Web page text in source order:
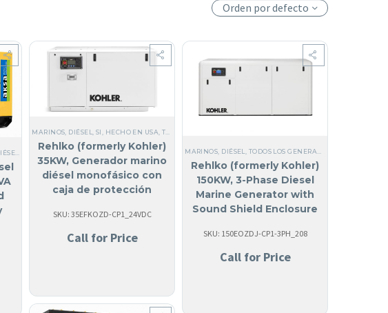
Orden por defecto
120/208V,ANGUILA,COMERCIALES,TRIFÁSICO,60 HZ,GENERADORES MARINOS, ACERO
TODOS LOS GENERADORES ACERO NO FABRICADO EN USA,ANGUILA,REFRIGERADOS POR LÍQUIDO
MARINOS DIÉSEL SI, HECHO EN USA ,TODOS LOS GENERADORES
Rehlko (formerly Kohler)
35KW, Generador marino
diésel monofásico con
caja de protección
VCC)
SKU: 35EFKOZD-CP1_24VDC
Call for Price
MARINOS DIÉSEL TODOS LOS GENERADORES
Rehlko (formerly Kohler)
150KW, 3-Phase Diesel
Marine Generator with
Sound Shield Enclosure
SKU: 150EOZDJ-CP1-3PH_208
Call for Price